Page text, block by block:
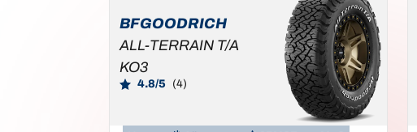
BFGOODRICH
ALL-TERRAIN T/A
KO3
4.8/5 (4)